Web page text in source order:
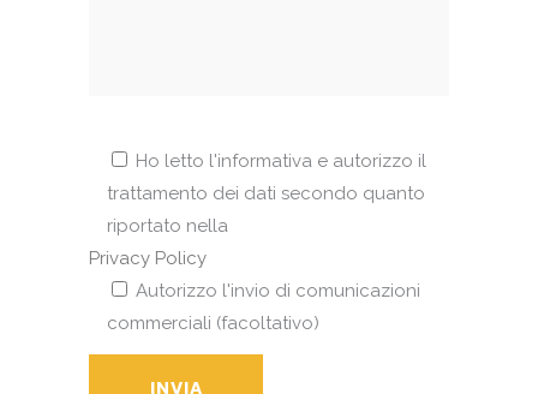
Ho letto l'informativa e autorizzo il
trattamento dei dati secondo quanto
riportato nella
Privacy Policy
Autorizzo l'invio di comunicazioni
commerciali (facoltativo)